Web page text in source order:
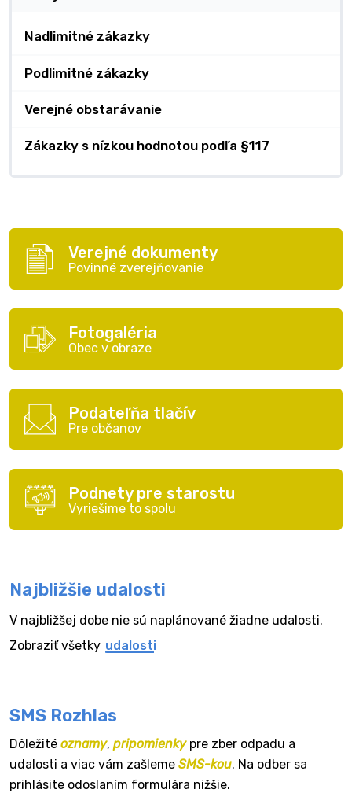
Nadlimitné zákazky
Podlimitné zákazky
Verejné obstarávanie
Zákazky s nízkou hodnotou podľa §117
Verejné dokumenty
Povinné zverejňovanie
Fotogaléria
Obec v obraze
Podateľňa tlačív
Pre občanov
Podnety pre starostu
Vyriešime to spolu
Najbližšie udalosti
V najbližšej dobe nie sú naplánované žiadne udalosti.
Zobraziť všetky udalosti
SMS Rozhlas
Dôležité oznamy, pripomienkypre zber odpadu a
udalosti a viac vám zašleme SMS-kou. Na odber sa
prihlásite odoslaním formulára nižšie.